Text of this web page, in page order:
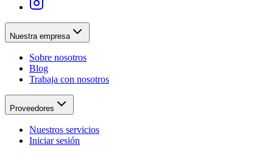
Nuestra empresa
Sobre nosotros
Blog
Trabaja con nosotros
Proveedores
Nuestros servicios
Iniciar sesión